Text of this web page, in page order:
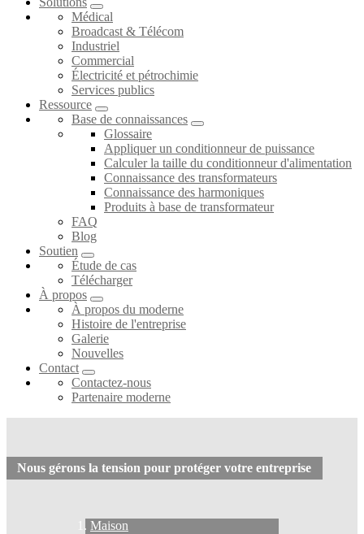
Médical
Broadcast & Télécom
Industriel
Commercial
Électricité et pétrochimie
Services publics
Ressource
Base de connaissances
Glossaire
Appliquer un conditionneur de puissance
Calculer la taille du conditionneur d'alimentation
Connaissance des transformateurs
Connaissance des harmoniques
Produits à base de transformateur
FAQ
Blog
Soutien
Étude de cas
Télécharger
À propos
À propos du moderne
Histoire de l'entreprise
Galerie
Nouvelles
Contact
Contactez-nous
Partenaire moderne
Nous gérons la tension pour protéger votre entreprise
Maison